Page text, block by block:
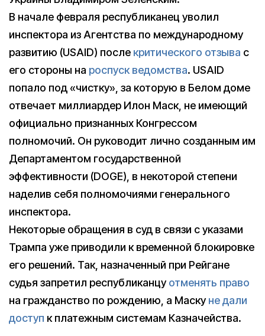
В начале февраля республиканец уволил
инспектора из Агентства по международному
развитию (USAID) после критического отзыва с
его стороны на роспуск ведомства. USAID
попало под «чистку», за которую в Белом доме
отвечает миллиардер Илон Маск, не имеющий
официально признанных Конгрессом
полномочий. Он руководит лично созданным им
Департаментом государственной
эффективности (DOGE), в некоторой степени
наделив себя полномочиями генерального
инспектора.
Некоторые обращения в суд в связи с указами
Трампа уже приводили к временной блокировке
его решений. Так, назначенный при Рейгане
судья запретил республиканцуотменять право
на гражданство по рождению, а Маскуне дали
доступ к платежным системам Казначейства.